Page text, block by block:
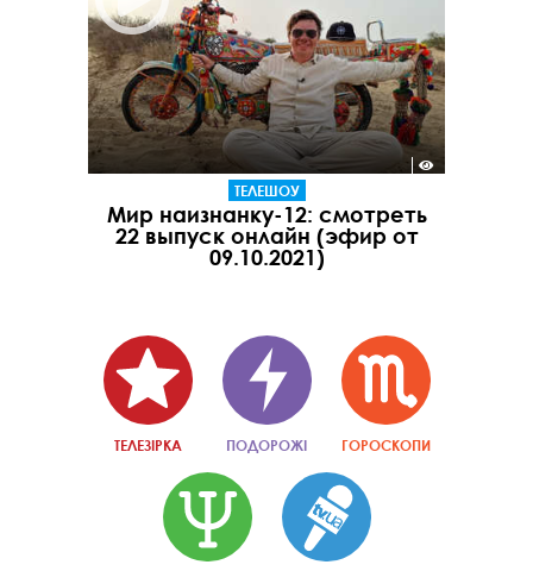
ТЕЛЕШОУ
Мир наизнанку-12: смотреть
22 выпуск онлайн (эфир от
09.10.2021)
ТЕЛЕЗІРКА ПОДОРОЖІ ГОРОСКОПИ